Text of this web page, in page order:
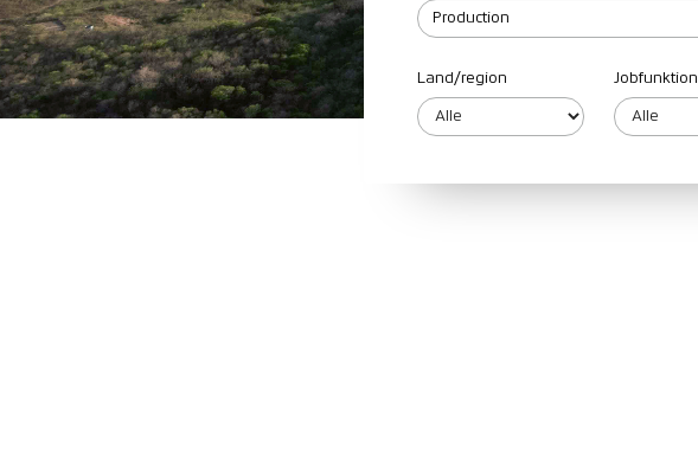
Land/region Jobfunktion